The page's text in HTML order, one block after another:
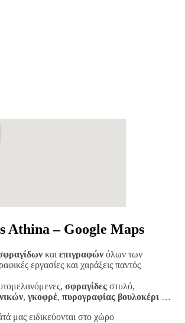
Athina – Google Maps
και επιγραφών όλων των
εργασίες και χαράξεις παντός
σφραγίδες στυλό,
, γκοφρέ, πυρογραφίας βουλοκέρι …
μας ειδικεύονται στο χώρο